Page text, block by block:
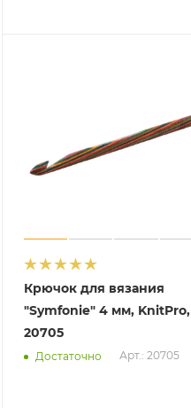
Крючок для вязания
"Symfonie" 4 мм, KnitPro,
20705
Достаточно Арт.: 20705